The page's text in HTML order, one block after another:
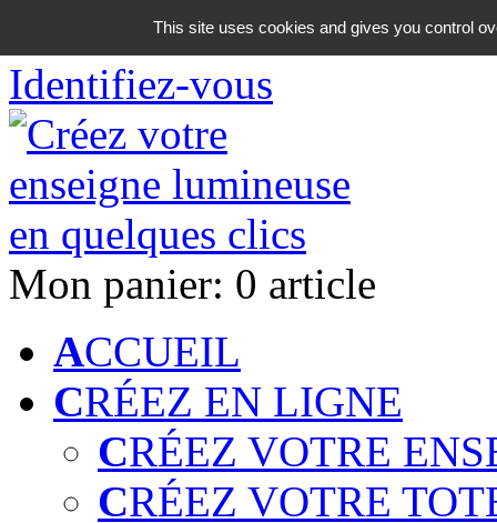
06 18 42 08 59
Identifiez-vous
Mon panier: 0 article
ACCUEIL
CRÉEZ EN LIGNE
CRÉEZ VOTRE
CRÉEZ VOTRE
This site uses cookies and gives you control